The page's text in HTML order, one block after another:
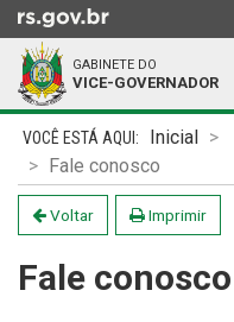
para
conteúdo
menu
para
GABINETE DO
VICE-GOVERNADOR
Início
conteúdo
Inicial
Fale conosco
Voltar Imprimir
Fale conosco